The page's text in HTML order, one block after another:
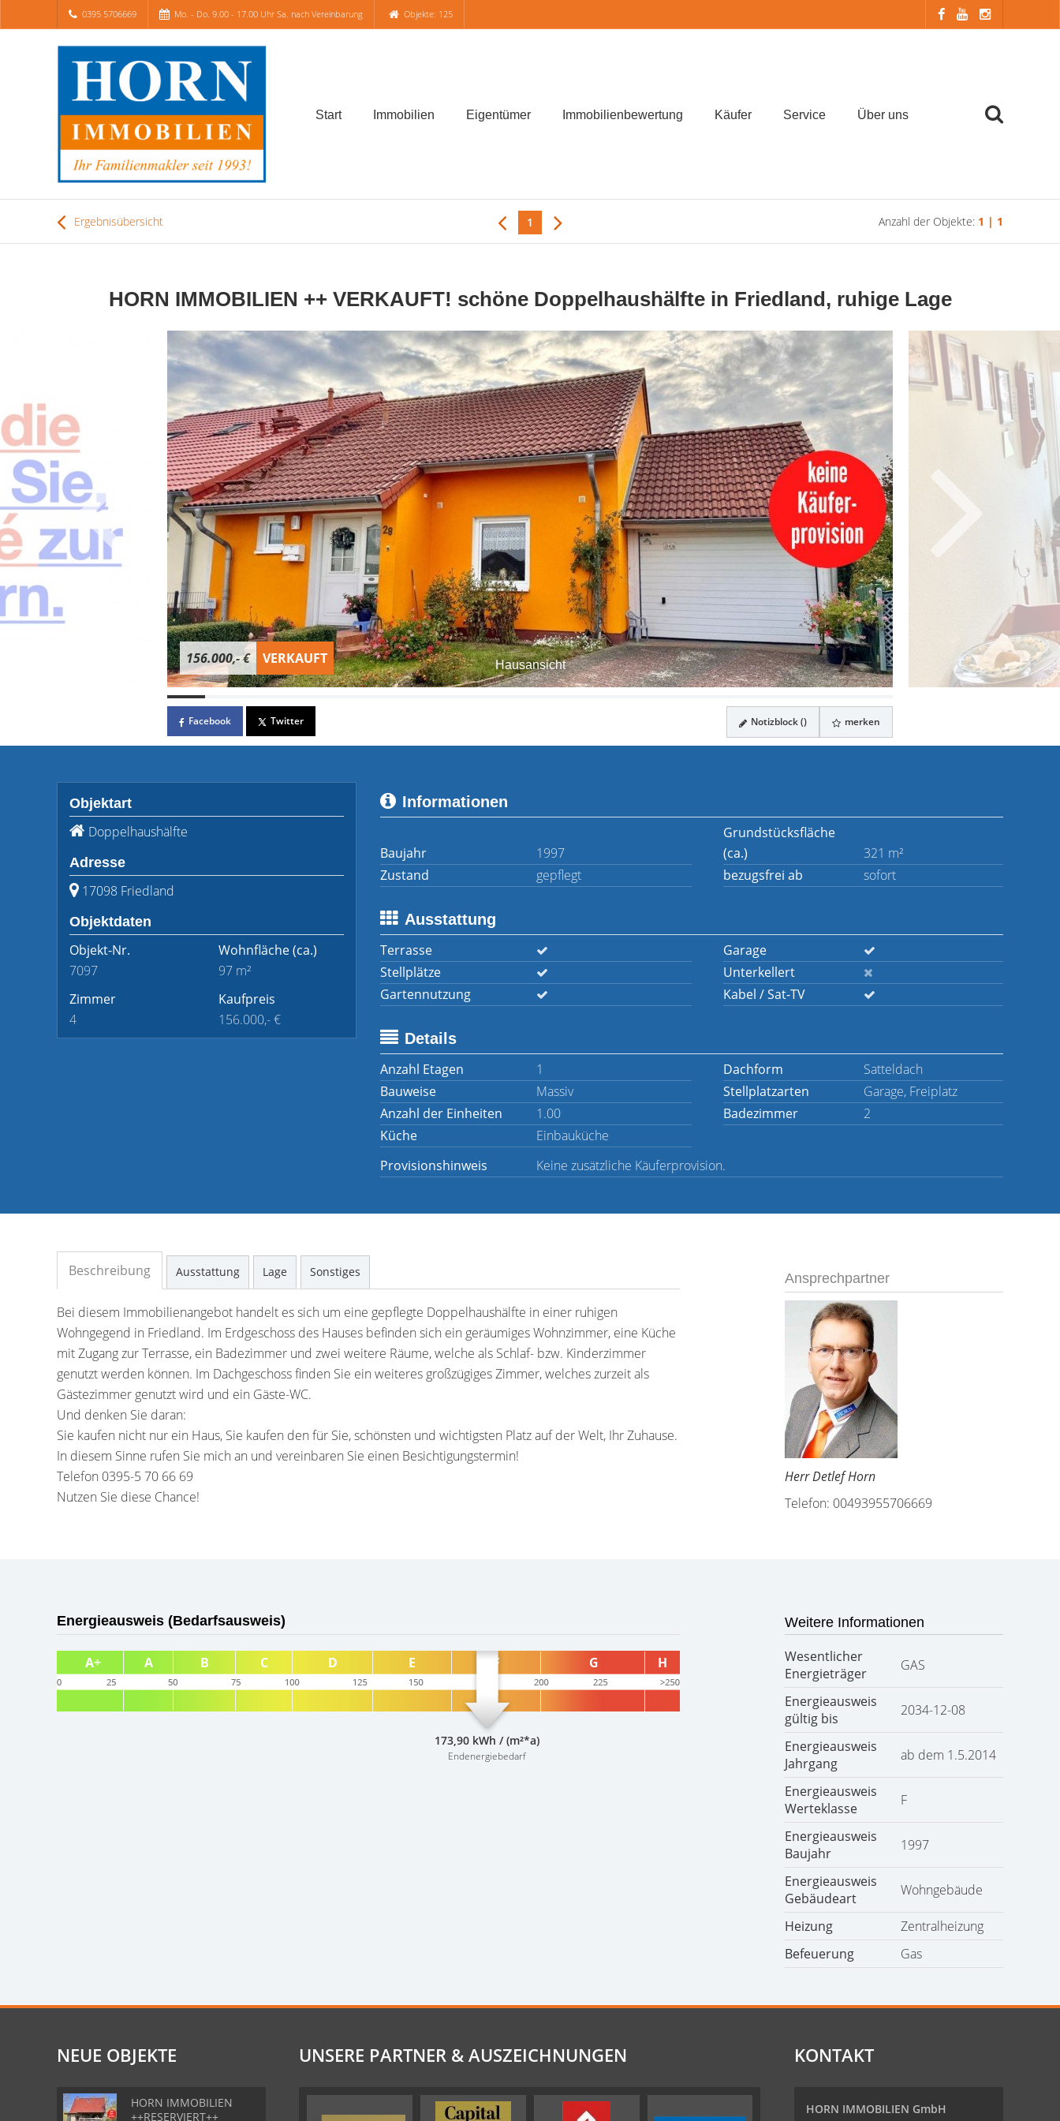
0395 5706669 Mo. - Do. 9.00 - 17.00 Uhr Sa. nach Vereinbarung Objekte: 125
Start Immobilien Eigentümer Immobilienbewertung Käufer Service Über uns
Ergebnisübersicht 1 Anzahl der Objekte: 1 | 1
HORN IMMOBILIEN ++ VERKAUFT! schöne Doppelhaushälfte in Friedland, ruhige Lage
Hausansicht
156.000,- € VERKAUFT
Facebook Twitter Notizblock () merken
Objektart
Doppelhaushälfte
Adresse
17098 Friedland
Objektdaten
Objekt-Nr.
7097
Wohnfläche(ca.)
97 m²
Zimmer
4
Kaufpreis
156.000,- €
Informationen
Baujahr 1997
Grundstücksfläche
(ca.)
321 m²
Zustand
gepflegt bezugsfrei ab sofort
Ausstattung
Terrasse
Garage
Stellplätze
Unterkellert
Gartennutzung
Kabel / Sat-TV
Details
Anzahl Etagen
1 Dachform
Satteldach
Bauweise
Massiv Stellplatzarten
Garage, Freiplatz
Anzahl der Einheiten
1.00 Badezimmer
2
Küche
Einbauküche
Provisionshinweis
Keine zusätzliche Käuferprovision.
Beschreibung Ausstattung Lage Sonstiges
Bei diesem Immobilienangebot handelt es sich um eine gepflegte Doppelhaushälfte in einer ruhigen
Wohngegend in Friedland. Im Erdgeschoss des Hauses befinden sich ein geräumiges Wohnzimmer, eine Küche
mit Zugang zur Terrasse, ein Badezimmer und zwei weitere Räume, welche als Schlaf- bzw. Kinderzimmer
genutzt werden können. Im Dachgeschoss finden Sie ein weiteres großzügiges Zimmer, welches zurzeit als
Gästezimmer genutzt wird und ein Gäste-WC.
Und denken Sie daran:
Sie kaufen nicht nur ein Haus, Sie kaufen den für Sie, schönsten und wichtigsten Platz auf der Welt, Ihr Zuhause.
In diesem Sinne rufen Sie mich an und vereinbaren Sie einen Besichtigungstermin!
Telefon 0395-5 70 66 69
Nutzen Sie diese Chance!
Ansprechpartner
Herr Detlef Horn
Telefon: 00493955706669
Energieausweis (Bedarfsausweis)
173,90 kWh / (m²*a)
Endenergiebedarf
Weitere Informationen
Wesentlicher
Energieträger
GAS
Energieausweis
gültig bis
2034-12-08
Energieausweis
Jahrgang
ab dem 1.5.2014
Energieausweis
Werteklasse
F
Energieausweis
Baujahr
1997
Energieausweis
Gebäudeart
Wohngebäude
Heizung
Zentralheizung
Befeuerung
Gas
NEUE OBJEKTE
HORN IMMOBILIEN
++RESERVIERT++
UNSERE PARTNER & AUSZEICHNUNGEN KONTAKT
HORN IMMOBILIEN GmbH